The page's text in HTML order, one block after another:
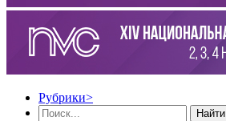
Рубрики>
Найти